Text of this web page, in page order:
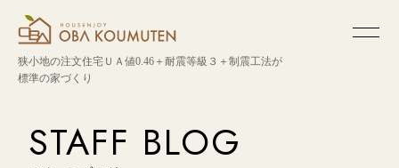
狭小地の注文住宅ＵＡ値0.46＋耐震等級３＋制震工法が
標準の家づくり
STAFF BLOG